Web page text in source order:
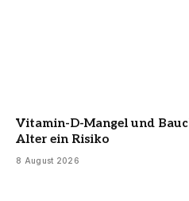
Vitamin-D-Mangel und
Alter ein Risiko
8 August 2026